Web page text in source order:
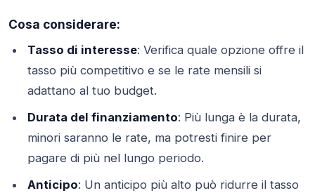
Cosa considerare:
Tasso di interesse: Verifica quale opzione offre il
tasso più competitivo e se le rate mensili si
adattano al tuo budget.
Durata del finanziamento: Più lunga è la durata,
minori saranno le rate, ma potresti finire per
pagare di più nel lungo periodo.
Anticipo: Un anticipo più alto può ridurre il tasso